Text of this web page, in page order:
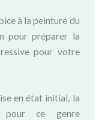
à la peinture du
pour préparer la
pour votre
en état initial, la
pour ce genre